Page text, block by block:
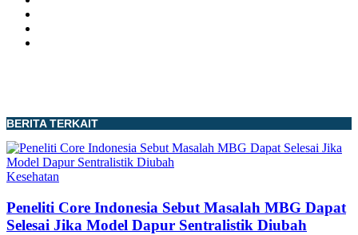
BERITA TERKAIT
Kesehatan
Peneliti Core Indonesia Sebut Masalah MBG Dapat
Selesai Jika Model Dapur Sentralistik Diubah